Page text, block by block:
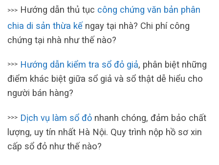
>>> Hướng dẫn thủ tục công chứng văn bản phân
chia di sản thừa kếngay tại nhà? Chi phí công
chứng tại nhà như thế nào?
>>> Hướng dẫn kiểm tra sổ đỏ giả, phân biệt những
điểm khác biệt giữa sổ giả và sổ thật dễ hiểu cho
người bán hàng?
>>> Dịch vụ làm sổ đỏ nhanh chóng, đảm bảo chất
lượng, uy tín nhất Hà Nội. Quy trình nộp hồ sơ xin
cấp sổ đỏ như thế nào?